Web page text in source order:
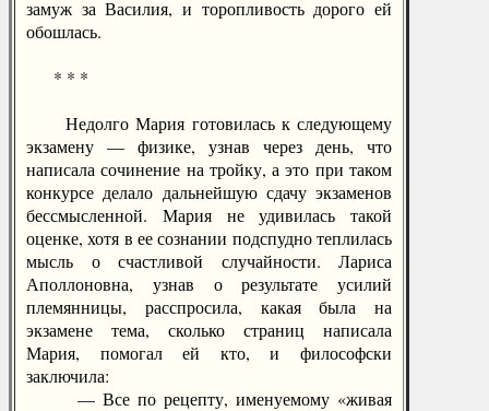
замуж за Василия, и торопливость дорого ей
обошлась.
* * *
Недолго Мария готовилась к следующему
экзамену — физике, узнав через день, что
написала сочинение на тройку, а это при таком
конкурсе делало дальнейшую сдачу экзаменов
бессмысленной. Мария не удивилась такой
оценке, хотя в ее сознании подспудно теплилась
мысль о счастливой случайности. Лариса
Аполлоновна, узнав о результате усилий
племянницы, расспросила, какая была на
экзамене тема, сколько страниц написала
Мария, помогал ей кто, и философски
заключила:
— Все по рецепту, именуемому «живая